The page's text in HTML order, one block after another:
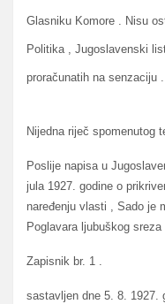
Glasniku Komore . Nisu
Politika , Jugoslavenski
proračunatih na senzaciju .
Nijedna riječ spomenutog
Poslije napisa u
jula 1927. godine o
naređenju vlasti , Sado je
Poglavara ljubuškog sreza .
Zapisnik br. 1 .
sastavljen dne 5. 8. 1927.